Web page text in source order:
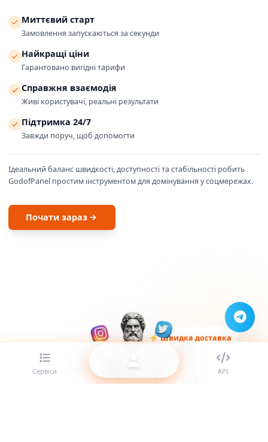
Миттєвий старт
Замовлення запускаються за секунди
Найкращі ціни
Гарантовано вигідні тарифи
Справжня взаємодія
Живі користувачі, реальні результати
Підтримка 24/7
Завжди поруч, щоб допомогти
Ідеальний баланс швидкості, доступності та стабільності робить
GodofPanel простим інструментом для домінування у соцмережах.
Почати зараз
⚡ Швидка доставка
Сервіси API